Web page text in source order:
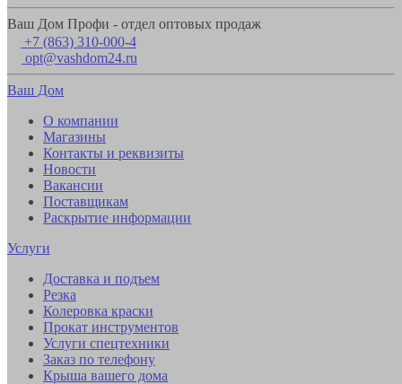
Ваш Дом Профи - отдел оптовых продаж
+7 (863) 310-000-4
opt@vashdom24.ru
Ваш Дом
О компании
Магазины
Контакты и реквизиты
Новости
Вакансии
Поставщикам
Раскрытие информации
Услуги
Доставка и подъем
Резка
Колеровка краски
Прокат инструментов
Услуги спецтехники
Заказ по телефону
Крыша вашего дома